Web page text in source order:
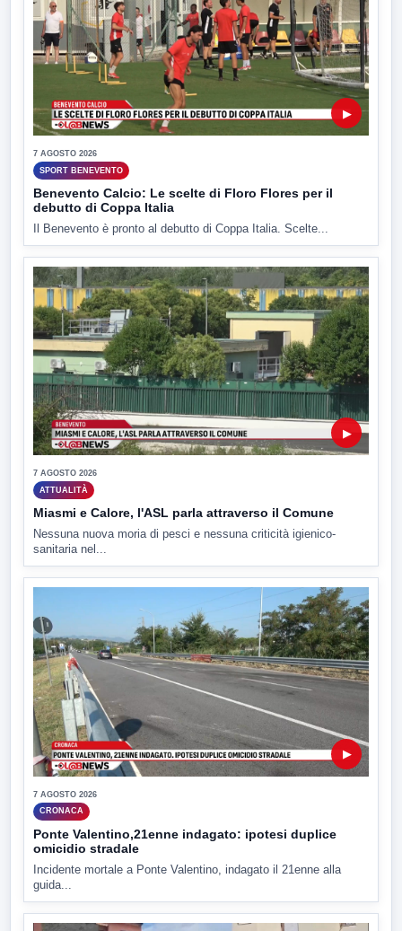
▶
7 AGOSTO 2026
SPORT BENEVENTO
Benevento Calcio: Le scelte di Floro Flores per il
debutto di Coppa Italia
Il Benevento è pronto al debutto di Coppa Italia. Scelte...
▶
7 AGOSTO 2026
ATTUALITÀ
Miasmi e Calore, l'ASL parla attraverso il Comune
Nessuna nuova moria di pesci e nessuna criticità igienico-
sanitaria nel...
▶
7 AGOSTO 2026
CRONACA
Ponte Valentino,21enne indagato: ipotesi duplice
omicidio stradale
Incidente mortale a Ponte Valentino, indagato il 21enne alla
guida...